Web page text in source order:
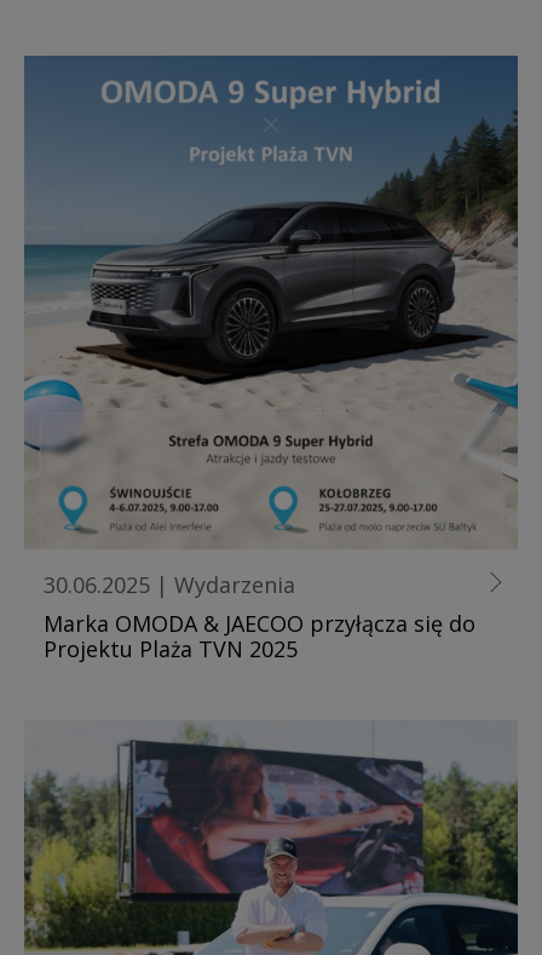
30.06.2025 | Wydarzenia
Marka OMODA & JAECOO przyłącza się do
Projektu Plaża TVN 2025